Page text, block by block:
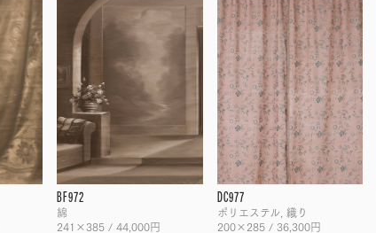
BF972
綿
241×385 / 44,000円
DC977
ポリエステル, 織り
200×285 / 36,300円